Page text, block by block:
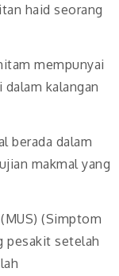
haid seorang
mempunyai
kalangan
berada dalam
makmal yang
(Simptom
pesakit setelah